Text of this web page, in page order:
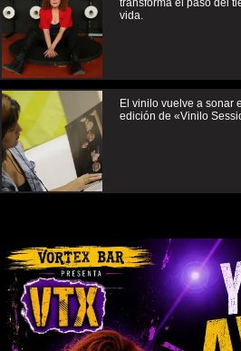
vida.
El vinilo vuelve a sonar
edición de «Vinilo